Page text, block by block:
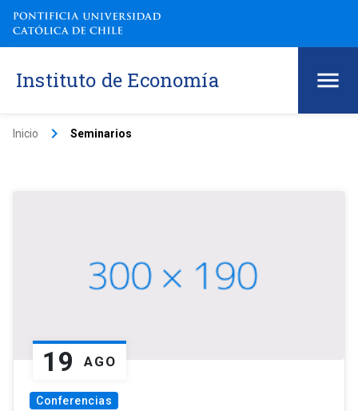
Instituto de Economía
Inicio keyboard_arrow_right Seminarios
19 AGO
Conferencias